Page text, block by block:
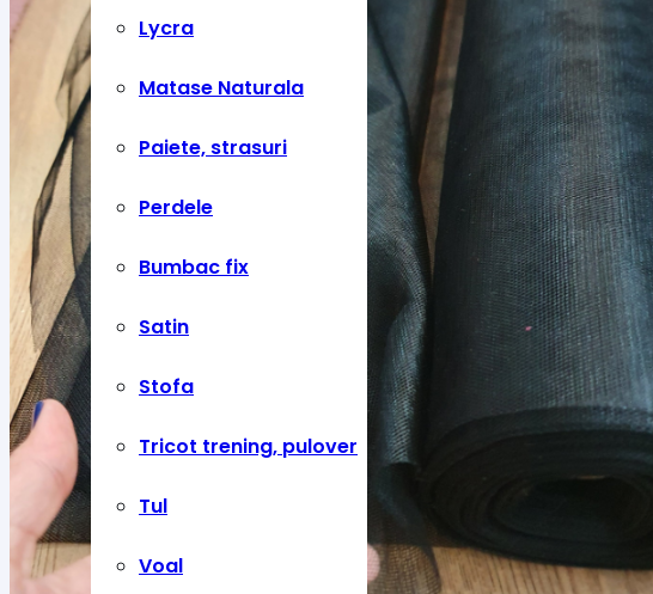
Lycra
Matase Naturala
Paiete, strasuri
Perdele
Bumbac fix
Satin
Stofa
Tricot trening, pulover
Tul
Voal